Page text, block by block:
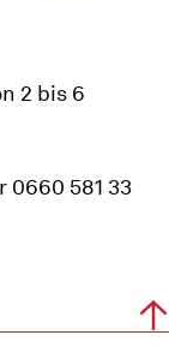
2 bis 6
0660 581 33